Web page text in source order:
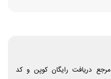
فرصت دریافت آن ها را
که برای شرکت در این
دریافت رایگان کوپن و کد